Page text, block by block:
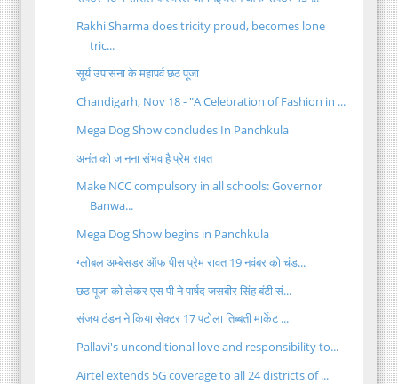
Rakhi Sharma does tricity proud, becomes lone
tric...
सूर्य उपासना के महापर्व छठ पूजा
Chandigarh, Nov 18 - "A Celebration of Fashion in ...
Mega Dog Show concludes In Panchkula
अनंत को जानना संभव है प्रेम रावत
Make NCC compulsory in all schools: Governor
Banwa...
Mega Dog Show begins in Panchkula
ग्लोबल अम्बेसडर ऑफ पीस प्रेम रावत 19 नवंबर को चंड...
छठ पूजा को लेकर एस पी ने पार्षद जसबीर सिंह बंटी सं...
संजय टंडन ने किया सेक्टर 17 पटोला तिब्बती मार्केट ...
Pallavi's unconditional love and responsibility to...
Airtel extends 5G coverage to all 24 districts of ...